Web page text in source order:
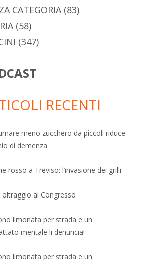
CATEGORIA(83)
(58)
(347)
RECENTI
meno zucchero da piccoli riduce
di demenza
rosso a Treviso: l’invasione dei grilli
oltraggio al Congresso
limonata per strada e un
mentale li denuncia!
limonata per strada e un